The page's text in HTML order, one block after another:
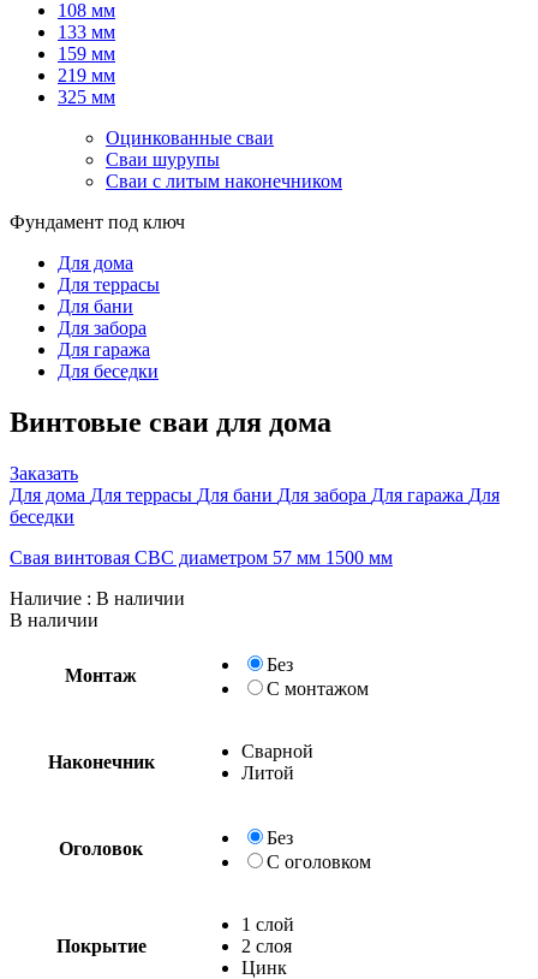
108 мм
133 мм
159 мм
219 мм
325 мм
Оцинкованные сваи
Сваи шурупы
Сваи с литым наконечником
Фундамент под ключ
Для дома
Для террасы
Для бани
Для забора
Для гаража
Для беседки
Винтовые сваи для дома
Заказать
Для дома Для террасы Для бани Для забора Для гаража Для
беседки
Свая винтовая СВС диаметром 57 мм 1500 мм
Наличие : В наличии
В наличии
Монтаж
Без
С монтажом
Наконечник
Сварной
Литой
Оголовок
Без
С оголовком
Покрытие
1 слой
2 слоя
Цинк